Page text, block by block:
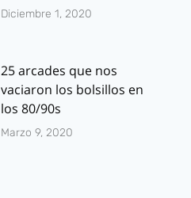
Diciembre 1, 2020
25 arcades que nos
vaciaron los bolsillos en
los 80/90s
Marzo 9, 2020